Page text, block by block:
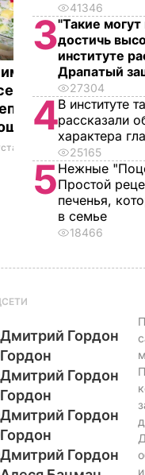
то, что
в жару.
вкуснейшей
18.21 БУЛЬВАР
6
41346
3"Такие
достичь
институте
Драпатый
27304
4В институте
рассказали
характера
25165
5Нежные
Простой
печенья,
в семье
18466
Дмитрий Гордон
Гордон
Дмитрий Гордон
Гордон
Дмитрий Гордон
Гордон
Дмитрий Гордон